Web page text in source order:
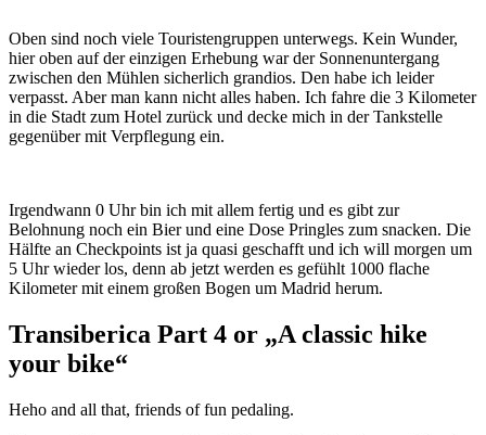
Oben sind noch viele Touristengruppen unterwegs. Kein Wunder,
hier oben auf der einzigen Erhebung war der Sonnenuntergang
zwischen den Mühlen sicherlich grandios. Den habe ich leider
verpasst. Aber man kann nicht alles haben. Ich fahre die 3 Kilometer
in die Stadt zum Hotel zurück und decke mich in der Tankstelle
gegenüber mit Verpflegung ein.
Irgendwann 0 Uhr bin ich mit allem fertig und es gibt zur
Belohnung noch ein Bier und eine Dose Pringles zum snacken. Die
Hälfte an Checkpoints ist ja quasi geschafft und ich will morgen um
5 Uhr wieder los, denn ab jetzt werden es gefühlt 1000 flache
Kilometer mit einem großen Bogen um Madrid herum.
Transiberica Part 4 or „A classic hike
your bike“
Heho and all that, friends of fun pedaling.